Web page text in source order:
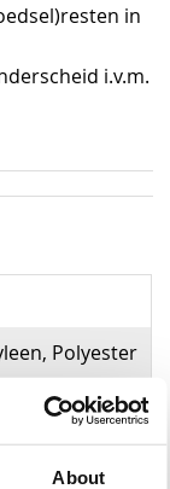
About
in
i.v.m.
Polyester